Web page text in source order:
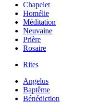
Chapelet
Homélie
Méditation
Neuvaine
Prière
Rosaire
Rites
Angelus
Baptême
Bénédiction